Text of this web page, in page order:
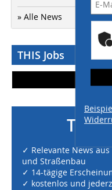
» Alle News
THIS Jobs
✓ Relevante News
und Straßenbau
✓ 14-tägige
✓ kostenlos und